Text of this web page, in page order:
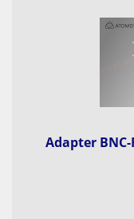
Adapter BNC-